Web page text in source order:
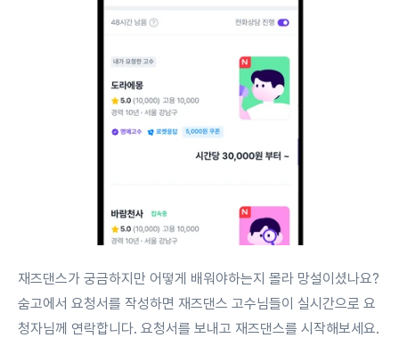
재즈댄스가 궁금하지만 어떻게 배워야하는지 몰라 망설이셨나요?
숨고에서 요청서를 작성하면 재즈댄스 고수님들이 실시간으로 요
청자님께 연락합니다. 요청서를 보내고 재즈댄스를 시작해보세요.